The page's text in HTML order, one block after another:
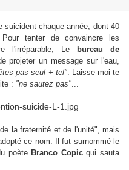
suicident chaque année, dont 40
tenter de convaincre les
l'irréparable, Le
bureau de
projeter un message sur l'eau,
pas seul + tel". Laisse-moi te
: "ne sautez pas"...
la fraternité et de l'unité", mais
ce nom. Il fut surnommé le
poète Branco Copicqui sauta